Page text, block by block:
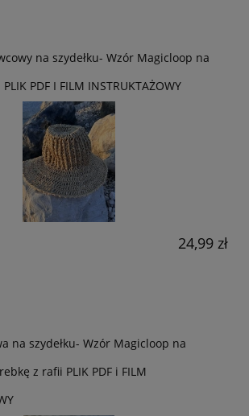
na szydełku- Wzór Magicloop na
PDF I FILM INSTRUKTAŻOWY
24,99 zł
na szydełku- Wzór Magicloop na
z rafii PLIK PDF i FILM